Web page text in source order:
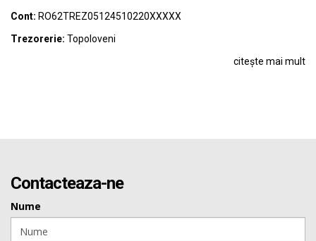
Cont: RO62TREZ05124510220XXXXX
Trezorerie: Topoloveni
citește mai mult
Contacteaza-ne
Nume